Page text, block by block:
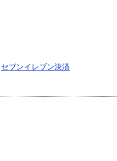
セブンイレブン決済